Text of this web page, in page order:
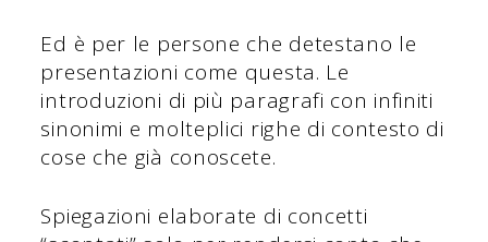
Ed è per le persone che detestano le
presentazioni come questa. Le
introduzioni di più paragrafi con infiniti
sinonimi e molteplici righe di contesto di
cose che già conoscete.
Spiegazioni elaborate di concetti